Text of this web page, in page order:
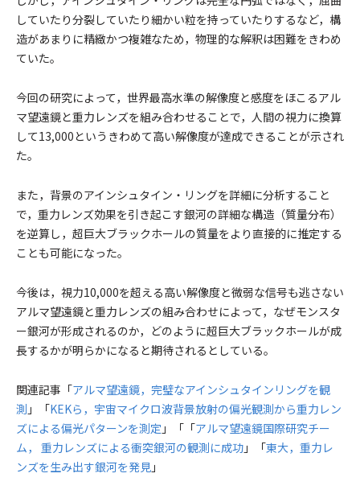
していたり分裂していたり細かい粒を持っていたりするなど，構
造があまりに精緻かつ複雑なため，物理的な解釈は困難をきわめ
ていた。
今回の研究によって，世界最高水準の解像度と感度をほこるアル
マ望遠鏡と重力レンズを組み合わせることで，人間の視力に換算
して13,000というきわめて高い解像度が達成できることが示され
た。
また，背景のアインシュタイン・リングを詳細に分析すること
で，重力レンズ効果を引き起こす銀河の詳細な構造（質量分布）
を逆算し，超巨大ブラックホールの質量をより直接的に推定する
ことも可能になった。
今後は，視力10,000を超える高い解像度と微弱な信号も逃さない
アルマ望遠鏡と重力レンズの組み合わせによって，なぜモンスタ
ー銀河が形成されるのか，どのように超巨大ブラックホールが成
長するかが明らかになると期待されるとしている。
関連記事「アルマ望遠鏡，完璧なアインシュタインリングを観
測 」「KEKら，宇宙マイクロ波背景放射の偏光観測から重力レン
ズによる偏光パターンを測定 」「「アルマ望遠鏡国際研究チー
ム， 重力レンズによる衝突銀河の観測に成功 」「東大，重力レ
ンズを生み出す銀河を発見 」